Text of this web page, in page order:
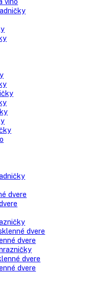
chladničky
na víno
víno
dvere
dvere